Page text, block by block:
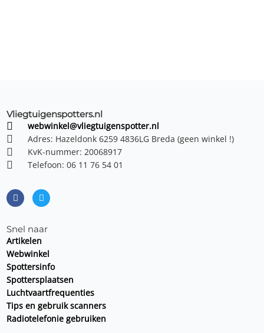
Vliegtuigenspotters.nl
webwinkel@vliegtuigenspotter.nl
Adres: Hazeldonk 6259 4836LG Breda (geen winkel !)
KvK-nummer: 20068917
Telefoon: 06 11 76 54 01
c
e
b
o
k
i
t
t
r
Snel naar
Artikelen
Webwinkel
Spottersinfo
Spottersplaatsen
Luchtvaartfrequenties
Tips en gebruik scanners
Radiotelefonie gebruiken